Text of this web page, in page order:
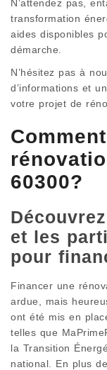
N’attendez pas,
transformation
aides disponibles
démarche.
N’hésitez pas à
d’informations et
votre projet de
60300?
et les
pour
Financer une
ardue, mais
ont été mis en
telles que
la Transition
national. En plus